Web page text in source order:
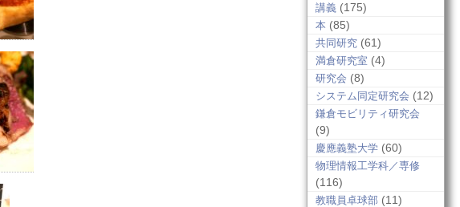
講義 (175)
本 (85)
共同研究 (61)
満倉研究室 (4)
研究会 (8)
システム同定研究会 (12)
鎌倉モビリティ研究会
(9)
慶應義塾大学 (60)
物理情報工学科／専修
(116)
教職員卓球部 (11)